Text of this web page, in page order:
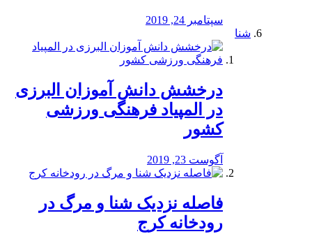
سپتامبر 24, 2019
شنا
درخشش دانش آموزان البرزی
در المپیاد فرهنگی ورزشی
کشور
آگوست 23, 2019
️فاصله نزدیک شنا و مرگ در
رودخانه کرج